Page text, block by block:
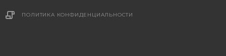
ПОЛИТИКА КОНФИДЕНЦИАЛЬНОСТИ